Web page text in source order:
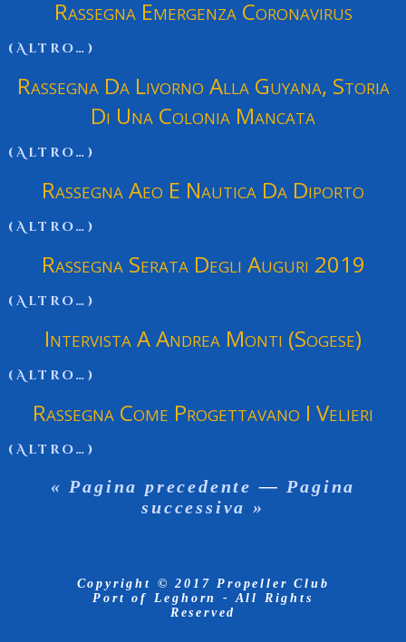
Rassegna Emergenza Coronavirus
(altro…)
Rassegna Da Livorno Alla Guyana, Storia
Di Una Colonia Mancata
(altro…)
Rassegna Aeo E Nautica Da Diporto
(altro…)
Rassegna Serata Degli Auguri 2019
(altro…)
Intervista A Andrea Monti (Sogese)
(altro…)
Rassegna Come Progettavano I Velieri
(altro…)
« Pagina precedente — Pagina
successiva »
Copyright © 2017 Propeller Club
Port of Leghorn - All Rights
Reserved